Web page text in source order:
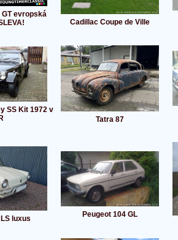
GT evropská
Cadillac Coupe de Ville
SS Kit 1972 v
Tatra 87
luxus
Peugeot 104 GL